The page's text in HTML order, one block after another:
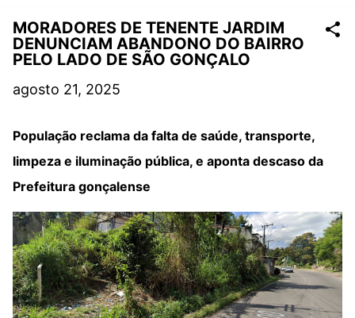
MORADORES DE TENENTE JARDIM
DENUNCIAM ABANDONO DO BAIRRO
PELO LADO DE SÃO GONÇALO
agosto 21, 2025
População reclama da falta de saúde, transporte,
limpeza e iluminação pública, e aponta descaso da
Prefeitura gonçalense